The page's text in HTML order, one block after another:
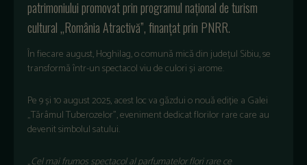
patrimoniuluipromovatprinprogramul național de turism
cultural „România Atractivă”, finanțat prin PNRR.
Înfiecare august,Hoghilag, ocomună micădinjudețul Sibiu, se
transformăîntr-unspectacolviudeculoriși arome.
Pe9și10 august 2025,acestlocvagăzduionouăediție a Galei
„TărâmulTuberozelor”,evenimentdedicatflorilor rare care au
devenitsimbolulsatului.
„Celmaifrumosspectacolalparfumatelorflorirarece